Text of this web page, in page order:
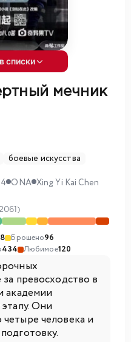
списки
мечник
боевые искусства
ONA Xing Yi Kai Chen
Брошено96
434 Любимое120
превосходство в
академии
Они
человека и